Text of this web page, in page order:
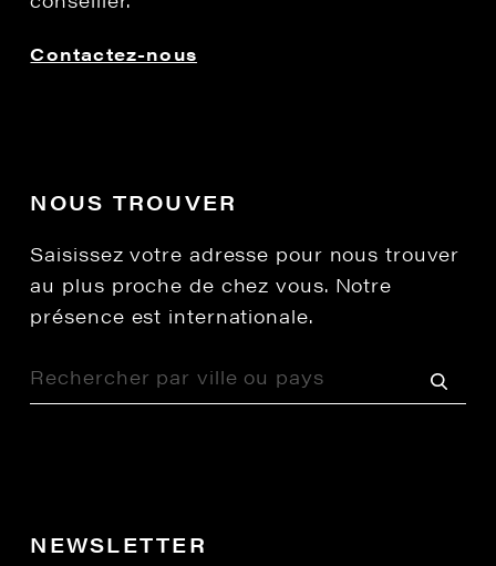
Contactez-nous
NOUS TROUVER
Saisissez votre adresse pour nous trouver
au plus proche de chez vous. Notre
présence est internationale.
NEWSLETTER